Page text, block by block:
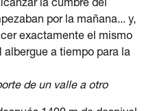
por la mañana... y,
exactamente el mismo
a tiempo para la
de un valle a otro